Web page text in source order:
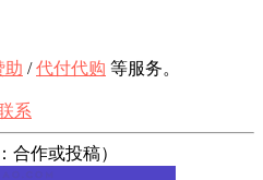
助 /代付代购 等服务。
系
合作或投稿）